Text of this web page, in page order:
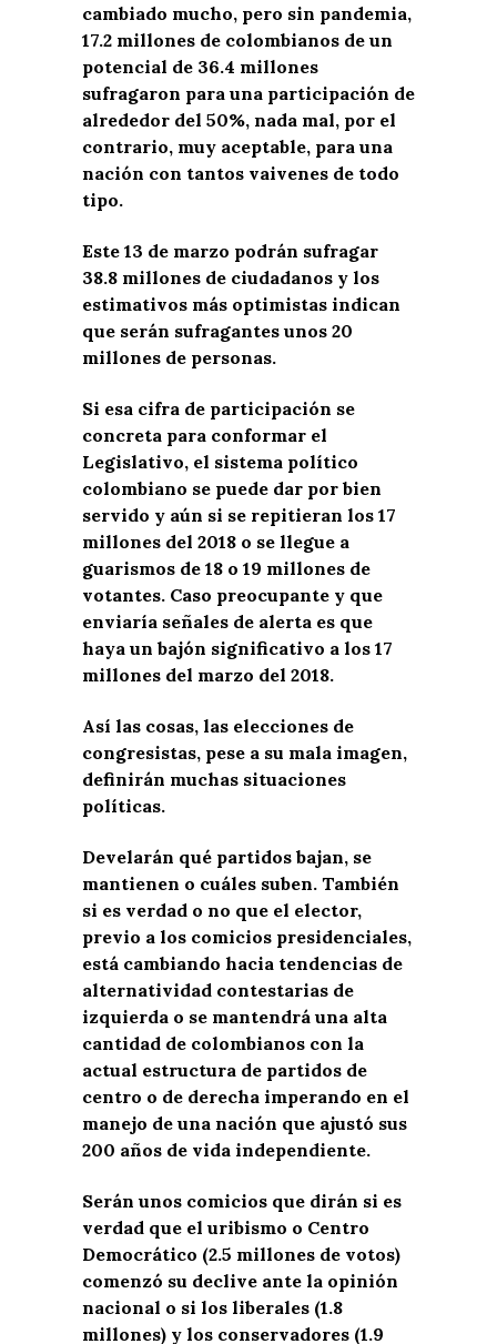
cambiado mucho, pero sin pandemia,
17.2 millones de colombianos de un
potencial de 36.4 millones
sufragaron para una participación de
alrededor del 50%, nada mal, por el
contrario, muy aceptable, para una
nación con tantos vaivenes de todo
tipo.
Este 13 de marzo podrán sufragar
38.8 millones de ciudadanos y los
estimativos más optimistas indican
que serán sufragantes unos 20
millones de personas.
Si esa cifra de participación se
concreta para conformar el
Legislativo, el sistema político
colombiano se puede dar por bien
servido y aún si se repitieran los 17
millones del 2018 o se llegue a
guarismos de 18 o 19 millones de
votantes. Caso preocupante y que
enviaría señales de alerta es que
haya un bajón significativo a los 17
millones del marzo del 2018.
Así las cosas, las elecciones de
congresistas, pese a su mala imagen,
definirán muchas situaciones
políticas.
Develarán qué partidos bajan, se
mantienen o cuáles suben. También
si es verdad o no que el elector,
previo a los comicios presidenciales,
está cambiando hacia tendencias de
alternatividad contestarias de
izquierda o se mantendrá una alta
cantidad de colombianos con la
actual estructura de partidos de
centro o de derecha imperando en el
manejo de una nación que ajustó sus
200 años de vida independiente.
Serán unos comicios que dirán si es
verdad que el uribismo o Centro
Democrático (2.5 millones de votos)
comenzó su declive ante la opinión
nacional o si los liberales (1.8
millones) y los conservadores (1.9